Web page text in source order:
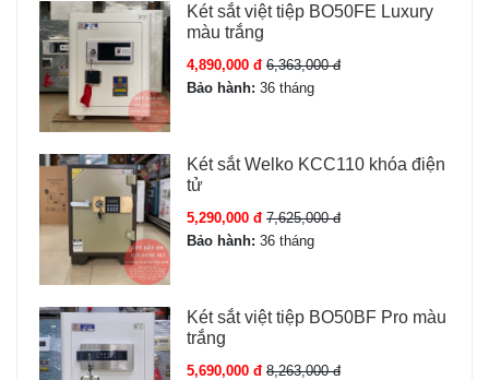
Két sắt việt tiệp BO50FE Luxury
màu trắng
4,890,000 đ 6,363,000 đ
Bảo hành: 36 tháng
Két sắt Welko KCC110 khóa điện
tử
5,290,000 đ 7,625,000 đ
Bảo hành: 36 tháng
Két sắt việt tiệp BO50BF Pro màu
trắng
5,690,000 đ 8,263,000 đ